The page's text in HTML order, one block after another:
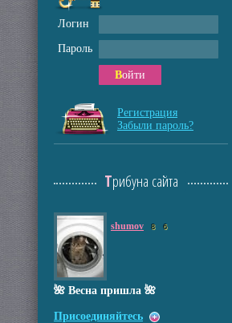
Логин
Пароль
Войти
Регистрация
Забыли пароль?
Трибуна сайта
shumov 8 6
🌺 Весна пришла 🌺
Присоединяйтесь